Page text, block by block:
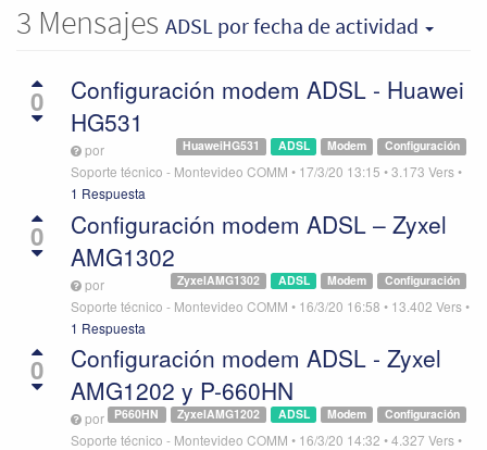
3 Mensajes ADSL por fecha de actividad
0
Configuración modem ADSL - Huawei
HG531
Configuración
Modem
ADSL
HuaweiHG531
por
Soporte técnico - Montevideo COMM • 17/3/20 13:15 •3.173 Vers•
1 Respuesta
0
Configuración modem ADSL – Zyxel
AMG1302
Configuración
Modem
ADSL
ZyxelAMG1302
por
Soporte técnico - Montevideo COMM • 16/3/20 16:58 • 13.402 Vers•
1 Respuesta
0
Configuración modem ADSL - Zyxel
AMG1202 y P-660HN
Configuración
Modem
ADSL
ZyxelAMG1202
P660HN
por
Soporte técnico - Montevideo COMM • 16/3/20 14:32 •4.327 Vers•